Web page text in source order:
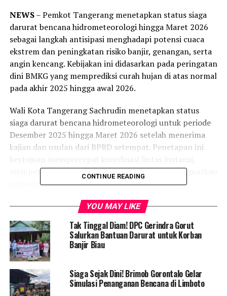
NEWS– Pemkot Tangerang menetapkan status siaga
darurat bencana hidrometeorologi hingga Maret 2026
sebagai langkah antisipasi menghadapi potensi cuaca
ekstrem dan peningkatan risiko banjir, genangan, serta
angin kencang. Kebijakan ini didasarkan pada peringatan
dini BMKG yang memprediksi curah hujan di atas normal
pada akhir 2025 hingga awal 2026.
Wali Kota Tangerang Sachrudin menetapkan status
siaga darurat bencana hidrometeorologi untuk periode
Desember 2025 hingga Maret 2026 setelah menerima
kajian dan usulan dari BPBD setempat. Penetapan ini
mempermudah mobilisasi sumber daya, dan menguatkan
respons kedaruratan di seluruh wilayah kota.
Peringatan dini dari BMKG menyebutkan bahwa hujan
lebat berpotensi terjadi selama beberapa bulan ke depan
akibat anomali iklim global yang meningkatkan risiko
bencana di kawasan Tangerang dan sekitarnya. Dengan
adanya status siaga, pemerintah daerah dapat lebih
leluasa mengerahkan personel, logistik, peralatan, serta
anggaran darurat untuk penanganan cepat saat
bencana terjadi.
CONTINUE READING
YOU MAY LIKE
Tak Tinggal Diam! DPC Gerindra Gorut
Salurkan Bantuan Darurat untuk Korban
Banjir Biau
Siaga Sejak Dini! Brimob Gorontalo Gelar
Simulasi Penanganan Bencana di Limboto